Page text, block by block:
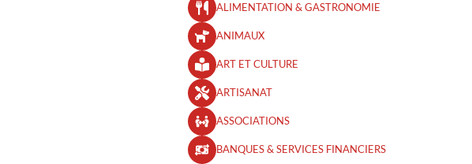
ALIMENTATION & GASTRONOMIE
ANIMAUX
ART ET CULTURE
ARTISANAT
ASSOCIATIONS
BANQUES & SERVICES FINANCIERS